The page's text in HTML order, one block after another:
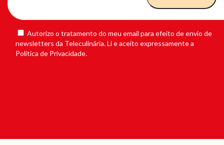
Autorizo o tratamento do meu email para efeito de envio de
newsletters da Teleculinária. Li e aceito expressamente a
Política de Privacidade.